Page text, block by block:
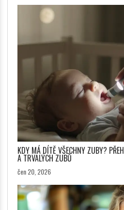
KDY MÁ DÍTĚ VŠECHNY ZUBY?
A TRVALÝCH ZUBŮ
čen 20, 2026